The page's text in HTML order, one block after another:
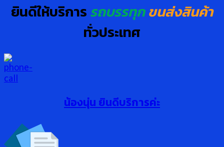
ยินดีให้บริการรถบรรทุกขนส่งสินค้า
ทั่วประเทศ
น้องนุ่น ยินดีบริการค่ะ